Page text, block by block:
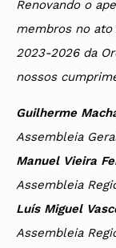
Renovando o
membros no
2023-2026 da
nossos
Guilherme
Assembleia
Manuel Vieira
Assembleia
Luís Miguel
Assembleia